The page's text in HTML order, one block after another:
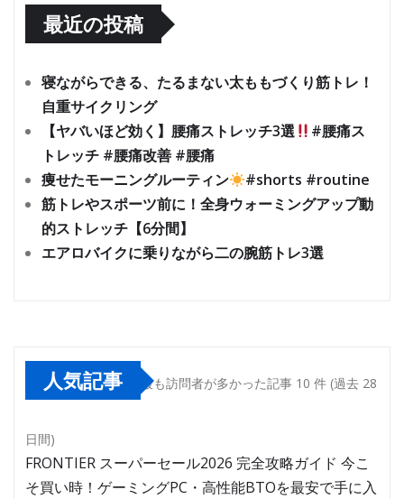
最近の投稿
寝ながらできる、たるまない太ももづくり筋トレ！
自重サイクリング
【ヤバいほど効く】腰痛ストレッチ3選
#腰痛ス
トレッチ #腰痛改善 #腰痛
痩せたモーニングルーティン
#shorts #routine
筋トレやスポーツ前に！全身ウォーミングアップ動
的ストレッチ【6分間】
エアロバイクに乗りながら二の腕筋トレ3選
人気記事 最も訪問者が多かった記事 10 件 (過去 28
日間)
FRONTIER スーパーセール2026 完全攻略ガイド 今こ
そ買い時！ゲーミングPC・高性能BTOを最安で手に入